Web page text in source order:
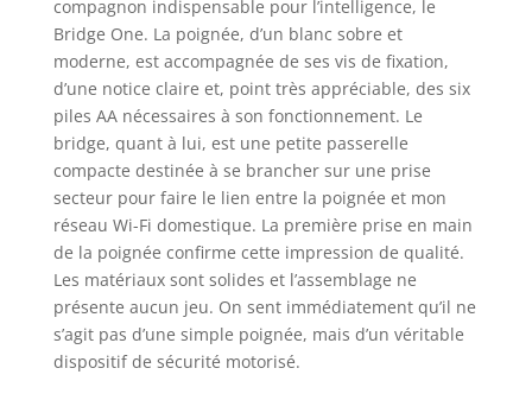
votre montre
intelligente, vous
ouvrez et
verrouillez
automatiquement
votre porte de
terrasse -
Télécommande en
option, scanner à
doigts, clavier à
code numérique
sont disponibles
en option Montage
facile : pas de
perçage ni de
compagnon indispensable pour l’intelligence, le
Bridge One. La poignée, d’un blanc sobre et
moderne, est accompagnée de ses vis de fixation,
d’une notice claire et, point très appréciable, des six
piles AA nécessaires à son fonctionnement. Le
bridge, quant à lui, est une petite passerelle
compacte destinée à se brancher sur une prise
secteur pour faire le lien entre la poignée et mon
réseau Wi-Fi domestique. La première prise en main
de la poignée confirme cette impression de qualité.
Les matériaux sont solides et l’assemblage ne
présente aucun jeu. On sent immédiatement qu’il ne
s’agit pas d’une simple poignée, mais d’un véritable
dispositif de sécurité motorisé.